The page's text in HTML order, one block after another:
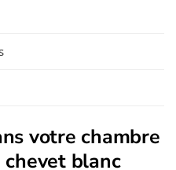
votre chambre
chevet blanc